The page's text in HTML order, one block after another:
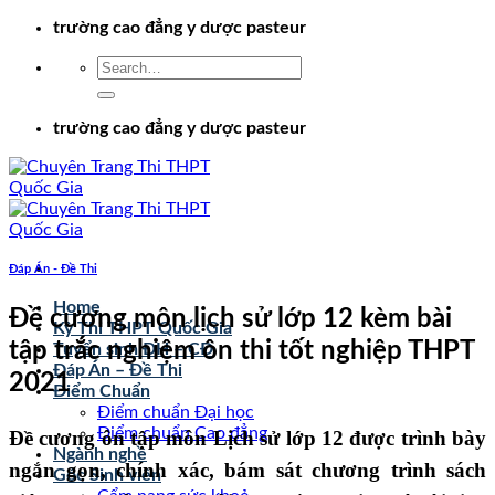
Chuyểntrường cao đẳng y dược pasteur
trường cao đẳng y dược pasteur
Home
Kỳ Thi THPT Quốc Gia
Tuyển sinh ĐH – CĐ
Đáp Án – Đề Thi
Điểm Chuẩn
Điểm chuẩn Đại học
Điểm chuẩn Cao đẳng
Ngành nghề
Góc Sinh viên
Đáp Án - Đề Thi
Đề cương môn lịch sử lớp 12 kèm bài
tập trắc nghiệm ôn thi tốt nghiệp THPT
2021
Đề cương ôn tập môn Lịch sử lớp 12 được trình bày
ngắn gọn, chính xác, bám sát chương trình sách